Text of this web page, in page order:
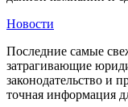
Новости
Последние самые
затрагивающие
законодательство и
точная информация